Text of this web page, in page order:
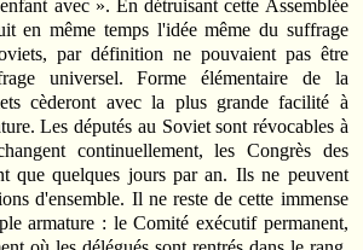
avec ». En détruisant cette Assemblée
en même temps l'idée même du suffrage
par définition ne pouvaient pas être
universel. Forme élémentaire de la
cèderont avec la plus grande facilité à
Les députés au Soviet sont révocables à
continuellement, les Congrès des
que quelques jours par an. Ils ne peuvent
d'ensemble. Il ne reste de cette immense
armature : le Comité exécutif permanent,